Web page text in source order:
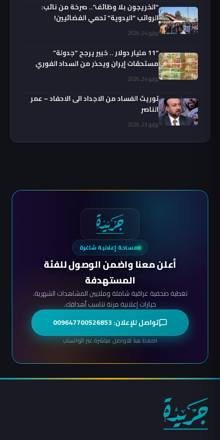
“الخريجون بلا وظائف”.. صرخة من نائب:
الرواتب “اليدوية” تحمي الفضائيين!
يوليو 24, 2026
“11 مليار دولار .. خبير يرجح “جدولة”
مستحقات إيران ويحذر من السداد الفوري
يوليو 24, 2026
توريث الفساد من الاجداد الى الاحفاد – عمر
الناصر
يوليو 23, 2026
مساحة إعلانية شاغرة
أعلن معنا واضمن الوصول للفئة
المستهدفة
تغطية صحفية عراقية شاملة وملايين المشاهدات الشهرية.
خيارات إعلانية مرنة تناسب أهدافك.
تواصل للإعلان: 009647700526853
اضغط هنا للتواصل مباشرة عبر الواتساب